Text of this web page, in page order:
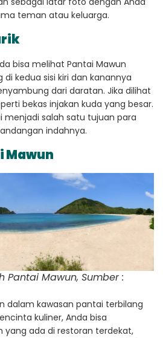
teman atau keluarga.
bisa melihat Pantai Mawun
kedua sisi kiri dan kanannya
dari daratan. Jika dilihat
bekas injakan kuda yang besar.
menjadi salah satu tujuan para
indahnya.
Mawun
Pantai Mawun, Sumber :
dalam kawasan pantai terbilang
kuliner, Anda bisa
yang ada di restoran terdekat,